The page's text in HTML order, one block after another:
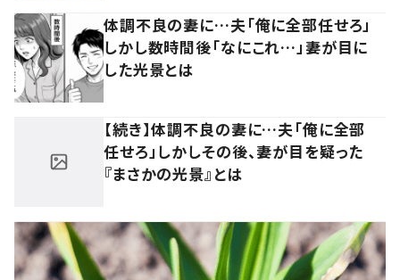
体調不良の妻に…夫「俺に全部任せろ」
しかし数時間後「なにこれ…」妻が目に
した光景とは
【続き】体調不良の妻に…夫「俺に全部
任せろ」しかしその後、妻が目を疑った
『まさかの光景』とは